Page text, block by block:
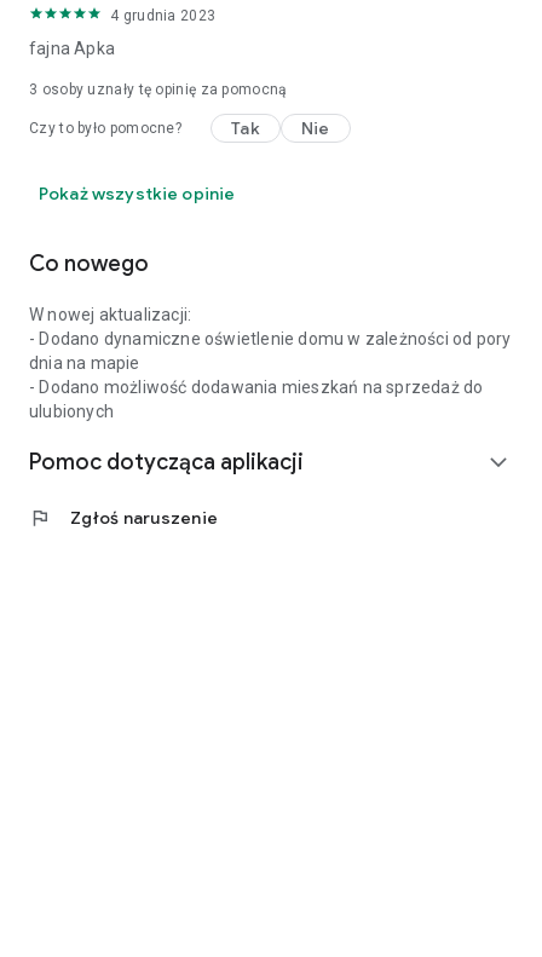
4 grudnia 2023
fajna Apka
3 osoby uznały tę opinię za pomocną
Czy to było pomocne? Tak Nie
Pokaż wszystkie opinie
Co nowego
W nowej aktualizacji:
- Dodano dynamiczne oświetlenie domu w zależności od pory
dnia na mapie
- Dodano możliwość dodawania mieszkań na sprzedaż do
ulubionych
Pomoc dotycząca aplikacji expand_more
flag Zgłoś naruszenie